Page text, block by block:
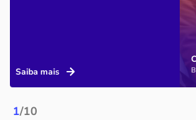
1/10
Saiba mais